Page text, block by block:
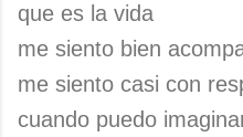
que es la vida
me siento bien
me siento casi con
cuando puedo